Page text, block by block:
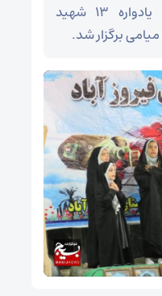
در گرامیداشت دهه فجر، یادواره ۱۳ شهید
برگزار شد.